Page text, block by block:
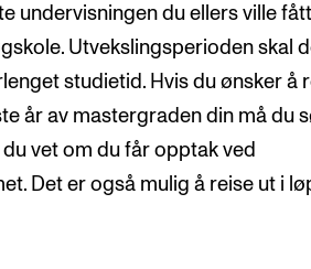
undervisningen du ellers ville
Utvekslingsperioden skal
studietid. Hvis du ønsker å
år av mastergraden din må du
vet om du får opptak ved
Det er også mulig å reise ut i